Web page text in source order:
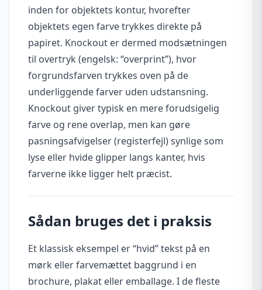
inden for objektets kontur, hvorefter
objektets egen farve trykkes direkte på
papiret. Knockout er dermed modsætningen
til overtryk (engelsk: “overprint”), hvor
forgrundsfarven trykkes oven på de
underliggende farver uden udstansning.
Knockout giver typisk en mere forudsigelig
farve og rene overlap, men kan gøre
pasningsafvigelser (registerfejl) synlige som
lyse eller hvide glipper langs kanter, hvis
farverne ikke ligger helt præcist.
Sådan bruges det i praksis
Et klassisk eksempel er “hvid” tekst på en
mørk eller farvemættet baggrund i en
brochure, plakat eller emballage. I de fleste